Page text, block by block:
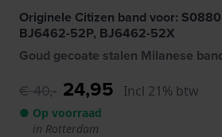
Originele Citizen band voor:
BJ6462-52P, BJ6462-52X
Goud gecoate stalen Milanese
€ 40,- 24,95 Incl 21% btw
● Op voorraad
in Rotterdam